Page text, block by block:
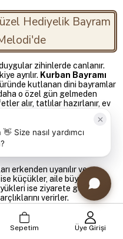
Hediyelik Bayram
zihinlerde canlanır.
ayrılır. Kurban Bayramı
kutlanan dini bayramlar
o özel gün gelmeden
alır, tatlılar hazırlanır, ev
bir coşkuyla beklenir.
kurulduğu, aile
bayramların en klasikleşmiş
erkenden uyanılır ve en
küçükler, aile büyüklerinin
ise ziyarete gelen
verirler.
Sepetim Üye Girişi